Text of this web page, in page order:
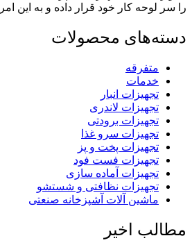
را سر لوحه کار خود قرار داده و به این
دسته‌های محصولات
متفرقه
خدمات
تجهیزات انبار
تجهیزات لاندری
تجهیزات برودتی
تجهیزات سرو غذا
تجهیزات پخت و پز
تجهیزات فست فود
تجهیزات آماده سازی
تجهیزات نظافتی و شستشو
ماشین آلات آشپزخانه صنعتی
مطالب اخیر